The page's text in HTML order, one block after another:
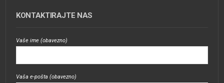
KONTAKTIRAJTE NAS
Vaše ime (obavezno)
Vaša e-pošta (obavezno)